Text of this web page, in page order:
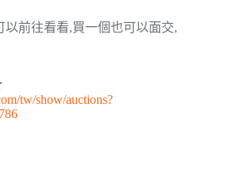
看,買一個也可以面交,
tw/show/auctions?